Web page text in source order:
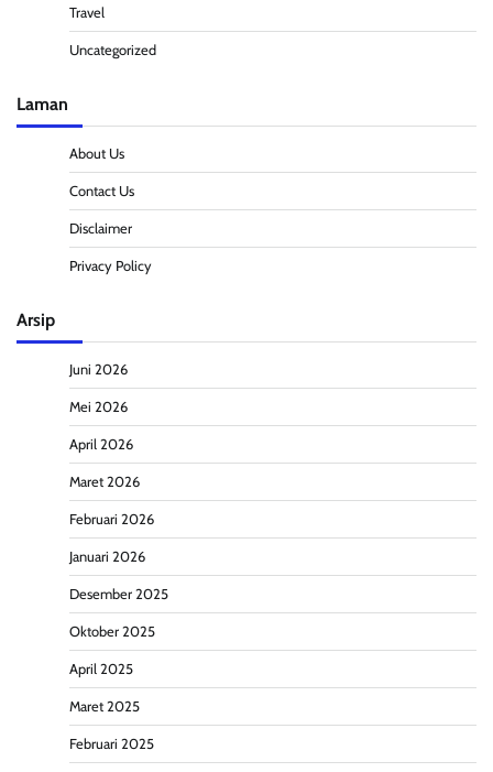
Travel
Uncategorized
Laman
About Us
Contact Us
Disclaimer
Privacy Policy
Arsip
Juni 2026
Mei 2026
April 2026
Maret 2026
Februari 2026
Januari 2026
Desember 2025
Oktober 2025
April 2025
Maret 2025
Februari 2025